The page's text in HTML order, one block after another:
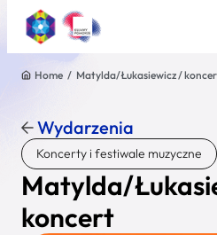
Znajdź atrakcję
Nazwa atrakcji
Miasto
Home / Matylda/Łukasiewicz /
Wydarzenia
Koncerty i festiwale muzyczne
Matylda/
koncert